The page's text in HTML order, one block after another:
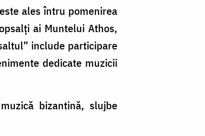
ales întru pomenirea
ai Muntelui Athos,
include participare
dedicate muzicii
bizantină, slujbe